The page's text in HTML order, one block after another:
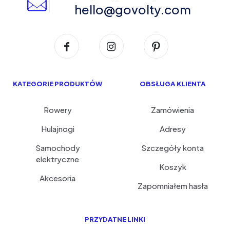
hello@govolty.com
KATEGORIE PRODUKTÓW
Rowery
Hulajnogi
Samochody
elektryczne
Akcesoria
OBSŁUGA KLIENTA
Zamówienia
Adresy
Szczegóły konta
Koszyk
Zapomniałem hasła
PRZYDATNE LINKI